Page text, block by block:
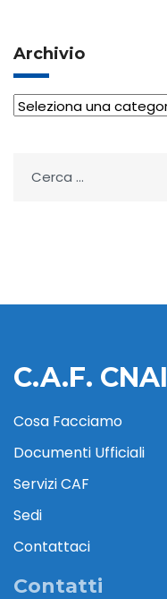
Archivio
Archivio
per:
C.A.F. CNAI
Cosa Facciamo
Documenti Ufficiali
Servizi CAF
Sedi
Contattaci
Contatti